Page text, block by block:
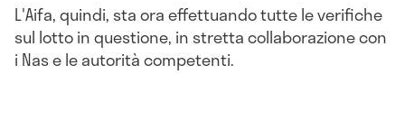
L'Aifa, quindi, sta ora effettuando tutte le verifiche
sul lotto in questione, in stretta collaborazione con
i Nas e le autorità competenti.